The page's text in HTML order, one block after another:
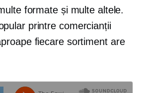
formate și multe altele.
printre comercianții
fiecare sortiment are